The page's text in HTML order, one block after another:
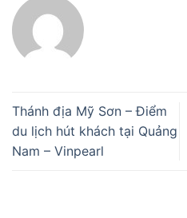
Thánh địa Mỹ Sơn – Điểm
du lịch hút khách tại Quảng
Nam – Vinpearl